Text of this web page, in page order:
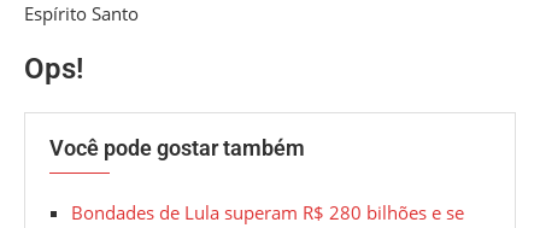
Espírito Santo
Ops!
Você pode gostar também
Bondades de Lula superam R$ 280 bilhões e se